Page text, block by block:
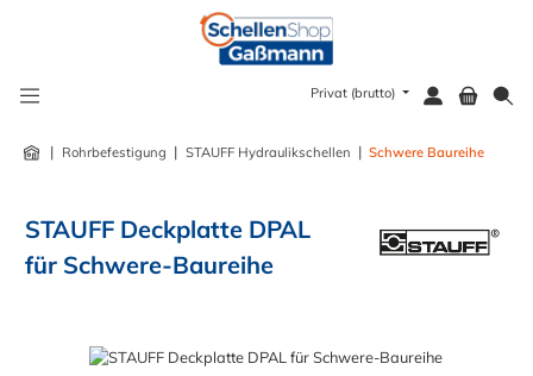
Privat (brutto)
| Rohrbefestigung | STAUFF Hydraulikschellen | Schwere Baureihe
STAUFF Deckplatte DPAL
für Schwere-Baureihe
Bildergalerie überspringen